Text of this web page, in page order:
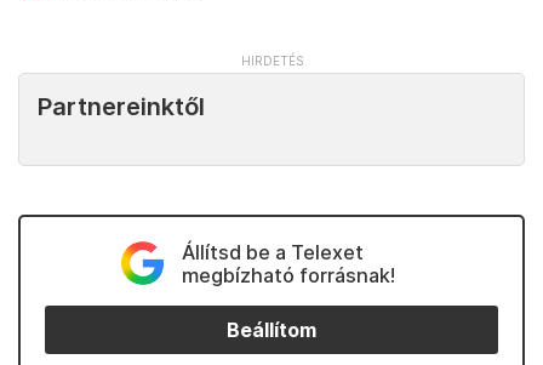
Partnereinktől
Állítsd be a Telexet
megbízható forrásnak!
Beállítom